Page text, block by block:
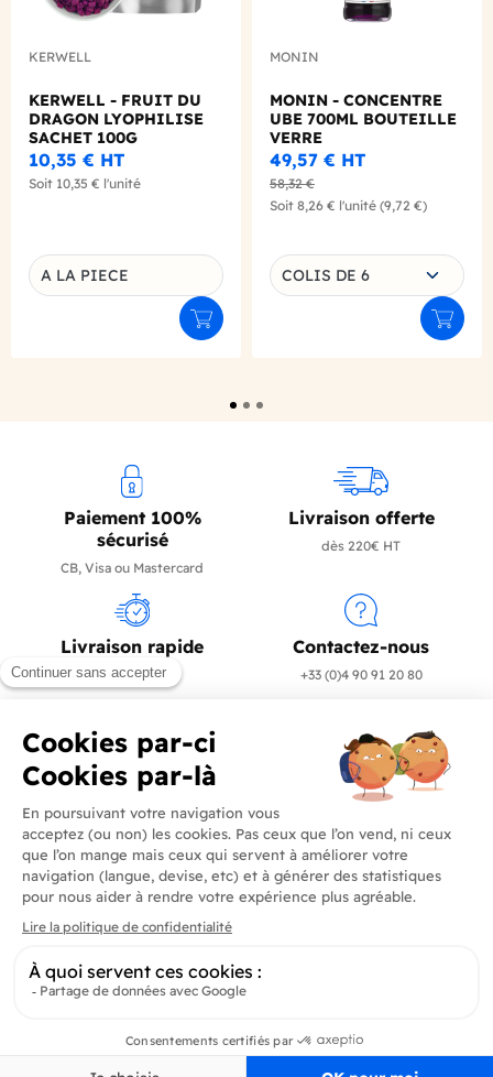
KERWELL
KERWELL - FRUIT DU
DRAGON LYOPHILISE
SACHET 100G
10,35 € HT
Soit 10,35 € l'unité
Déclinaison du produit
A LA PIECE
Ajouter au panier
MONIN
MONIN - CONCENTRE
UBE 700ML BOUTEILLE
VERRE
49,57 € HT
58,32 €
Soit 8,26 € l'unité (9,72 €)
Choisissez une déclinaison
COLIS DE 6
Paiement 100%
sécurisé
CB, Visa ou Mastercard
Livraison offerte
dès 220€ HT
Livraison rapide
en 24/72h
Contactez-nous
+33 (0)4 90 91 20 80